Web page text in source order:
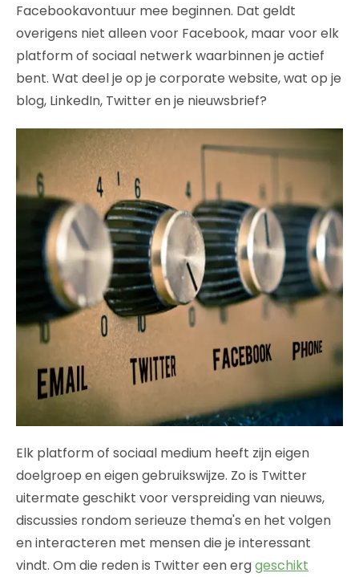
Facebookavontuur mee beginnen. Dat geldt
overigens niet alleen voor Facebook, maar voor elk
platform of sociaal netwerk waarbinnen je actief
bent. Wat deel je op je corporate website, wat op je
blog, LinkedIn, Twitter en je nieuwsbrief?
Elk platform of sociaal medium heeft zijn eigen
doelgroep en eigen gebruikswijze. Zo is Twitter
uitermate geschikt voor verspreiding van nieuws,
discussies rondom serieuze thema's en het volgen
en interacteren met mensen die je interessant
vindt. Om die reden is Twitter een erggeschikt